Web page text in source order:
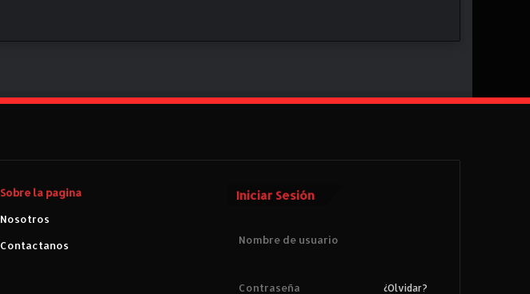
Sobre la pagina
Nosotros
Contactanos
Iniciar Sesión
¿Olvidar?